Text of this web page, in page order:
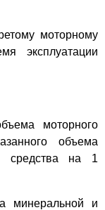
моторному
эксплуатации
моторного
объема
средства на 1
минеральной и